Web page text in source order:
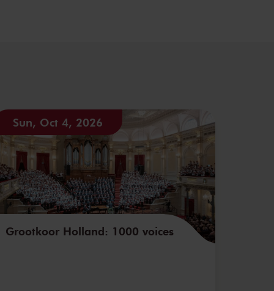
Sun, Oct 4, 2026
Grootkoor Holland: 1000 voices